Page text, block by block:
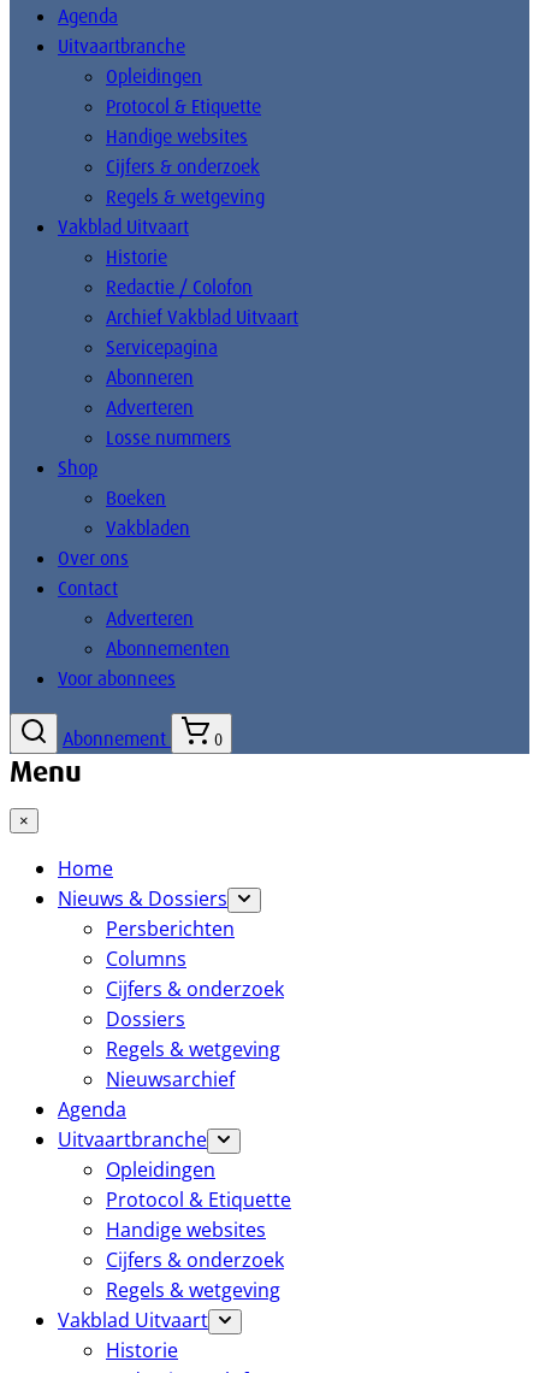
Agenda
Uitvaartbranche
Opleidingen
Protocol & Etiquette
Handige websites
Cijfers & onderzoek
Regels & wetgeving
Vakblad Uitvaart
Historie
Redactie / Colofon
Archief Vakblad Uitvaart
Servicepagina
Abonneren
Adverteren
Losse nummers
Shop
Boeken
Vakbladen
Over ons
Contact
Adverteren
Abonnementen
Voor abonnees
Abonnement 0
Menu
×
Home
Nieuws & Dossiers
Persberichten
Columns
Cijfers & onderzoek
Dossiers
Regels & wetgeving
Nieuwsarchief
Agenda
Uitvaartbranche
Opleidingen
Protocol & Etiquette
Handige websites
Cijfers & onderzoek
Regels & wetgeving
Vakblad Uitvaart
Historie